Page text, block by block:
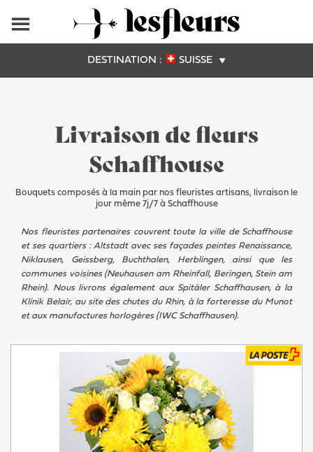
DESTINATION : SUISSE
Livraison de fleurs
Schaffhouse
Bouquets composés à la main par nos fleuristes artisans, livraison le
jour même 7j/7 à Schaffhouse
Nos fleuristes partenaires couvrent toute la ville de Schaffhouse
et ses quartiers : Altstadt avec ses façades peintes Renaissance,
Niklausen, Geissberg, Buchthalen, Herblingen, ainsi que les
communes voisines (Neuhausen am Rheinfall, Beringen, Stein am
Rhein). Nous livrons également aux Spitäler Schaffhausen, à la
Klinik Belair, au site des chutes du Rhin, à la forteresse du Munot
et aux manufactures horlogères (IWC Schaffhausen).